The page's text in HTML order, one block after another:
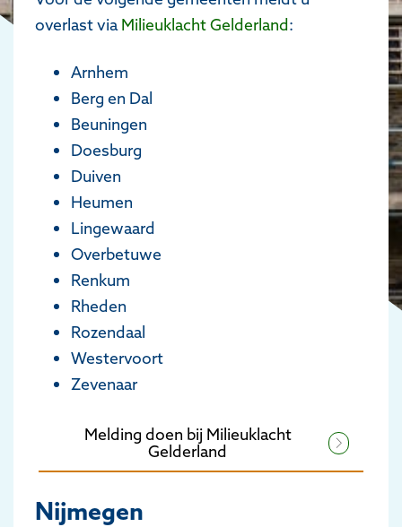
overlast viaMilieuklacht Gelderland:
Arnhem
Berg en Dal
Beuningen
Doesburg
Duiven
Heumen
Lingewaard
Overbetuwe
Renkum
Rheden
Rozendaal
Westervoort
Zevenaar
Melding doen bij Milieuklacht
Gelderland
Nijmegen